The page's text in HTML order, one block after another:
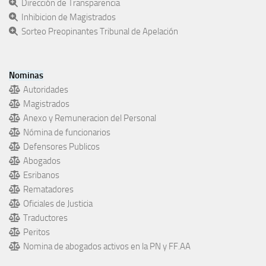
Dirección de Transparencia
Inhibicion de Magistrados
Sorteo Preopinantes Tribunal de Apelación
Nominas
Autoridades
Magistrados
Anexo y Remuneracion del Personal
Nómina de funcionarios
Defensores Publicos
Abogados
Esribanos
Rematadores
Oficiales de Justicia
Traductores
Peritos
Nomina de abogados activos en la PN y FF.AA